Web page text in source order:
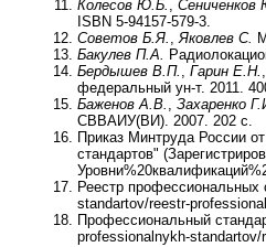
Колесов Ю.Б. , Сениченков
ISBN 5-94157-579-3.
Советов Б.Я. ,Яковлев С.
Бакулев П.А.
Бердышев В.П. , Гарин Е.Н. ,
федеральный ун-т. 2011.
Баженов А.В. , Захаренко
СВВАИУ(ВИ). 2007. 202 с.
Приказ Минтруда России
стандартов"
Реестр профессиональных
standartov/reestr-
Профессиональный
professionalnykh-